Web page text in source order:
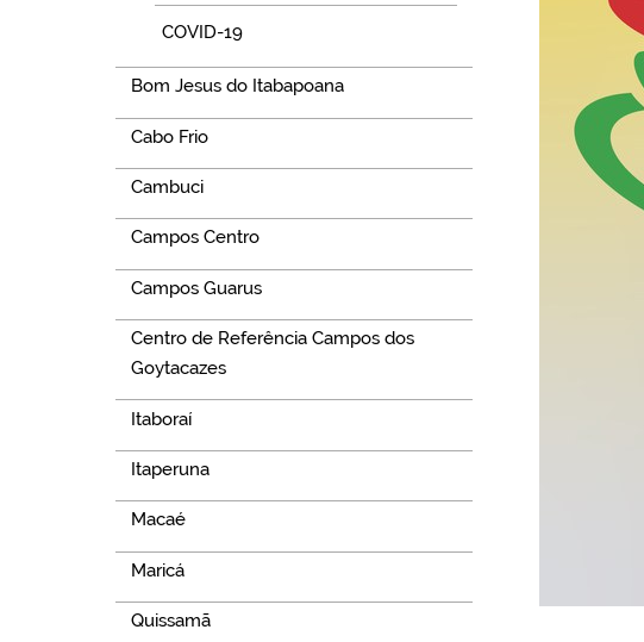
COVID-19
Bom Jesus do Itabapoana
Cabo Frio
Cambuci
Campos Centro
Campos Guarus
Centro de Referência Campos dos
Goytacazes
Itaboraí
Itaperuna
Macaé
Maricá
Quissamã